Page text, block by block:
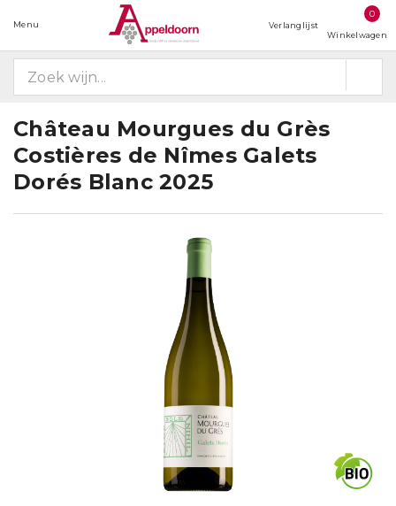
Menu Verlanglijst
0
Winkelwagen
Château Mourgues du Grès
Costières de Nîmes Galets
Dorés Blanc 2025